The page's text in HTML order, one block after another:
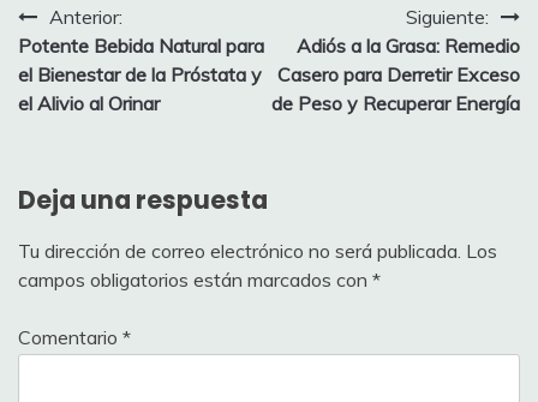
Navegación
de
entradas
Anterior:
Potente Bebida Natural para
el Bienestar de la Próstata y
el Alivio al Orinar
Siguiente:
Adiós a la Grasa: Remedio
Casero para Derretir Exceso
de Peso y Recuperar Energía
Deja una respuesta
Tu dirección de correo electrónico no será publicada. Los
campos obligatorios están marcados con *
Comentario *